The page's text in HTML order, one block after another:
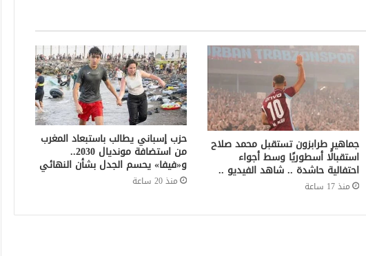
جماهير طرابزون تستقبل محمد صلاح
استقبالًا أسطوريًا وسط أجواء
احتفالية حاشدة .. شاهد الفيديو ..
منذ 17 ساعة
حزب إسباني يطالب باستبعاد المغرب
من استضافة مونديال 2030..
و«فيفا» يحسم الجدل بشأن النهائي
منذ 20 ساعة